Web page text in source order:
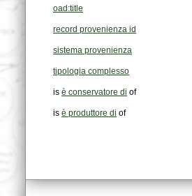
oad:title
record provenienza id
sistema provenienza
tipologia complesso
is è conservatore di of
is è produttore di of